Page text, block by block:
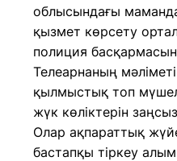
облысындағы
қызмет көрсету
полиция
Телеарнаның
қылмыстық топ
жүк көліктерін
Олар ақпараттық
бастапқы тіркеу